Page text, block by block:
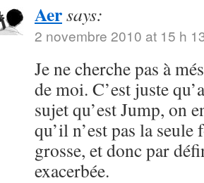
Aersays:
2 novembre 2010 at 15 h
Je ne cherche pas à
de moi. C’est juste
sujet qu’est Jump, on
qu’il n’est pas la
grosse, et donc par
exacerbée.